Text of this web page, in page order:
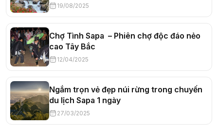
19/08/2025
Chợ Tình Sapa – Phiên chợ độc đáo nẻo
cao Tây Bắc
12/04/2025
Ngắm trọn vẻ đẹp núi rừng trong chuyến
du lịch Sapa 1 ngày
27/03/2025